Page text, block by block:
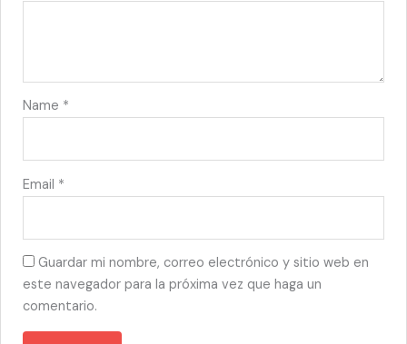
Name *
Email *
Guardar mi nombre, correo electrónico y sitio web en
este navegador para la próxima vez que haga un
comentario.